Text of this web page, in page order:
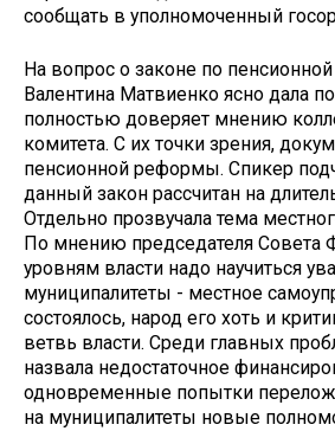
сообщать в уполномоченный
На вопрос о законе по
Валентина Матвиенко ясно дала
полностью доверяет мнению
комитета. С их точки зрения,
пенсионной реформы. Спикер
данный закон рассчитан на
Отдельно прозвучала тема
По мнению председателя Совета
уровням власти надо научиться
муниципалитеты - местное
состоялось, народ его хоть и
ветвь власти. Среди главных
назвала недостаточное
одновременные попытки
на муниципалитеты новые